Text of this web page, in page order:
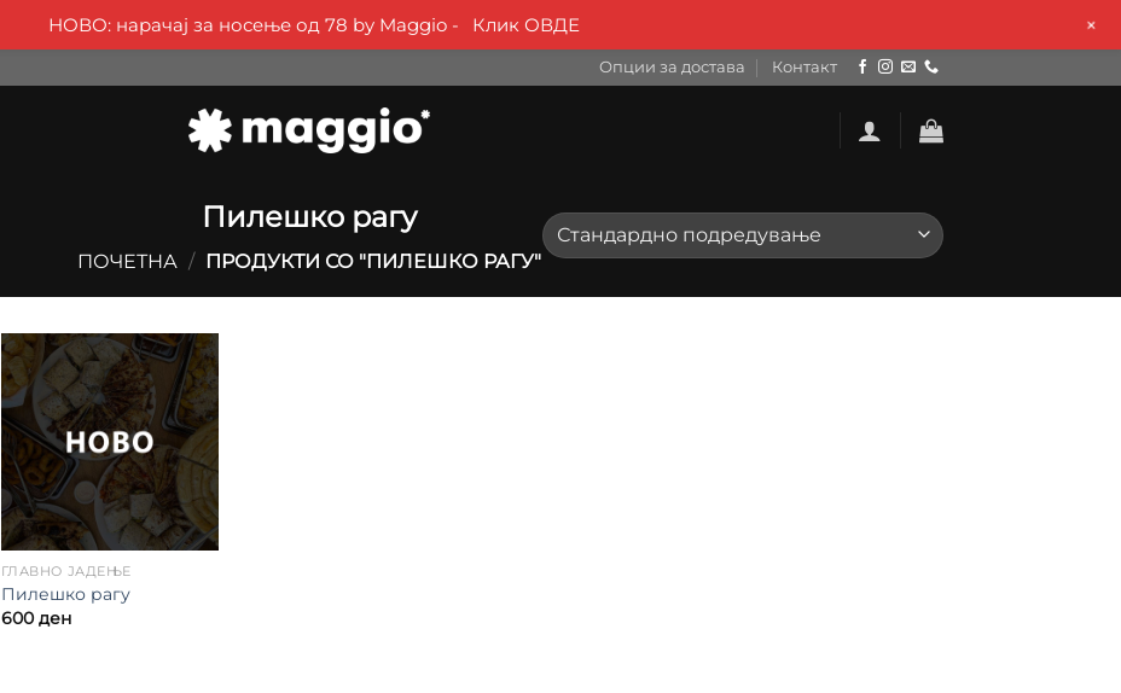
Опции за достава Контакт
Пилешко рагу
ПОЧЕТНА / ПРОДУКТИ СО "ПИЛЕШКО РАГУ"
ГЛАВНО ЈАДЕЊЕ
Пилешко рагу
600ден
НОВО: нарачај за носење од 78 by Maggio - Клик ОВДЕ +